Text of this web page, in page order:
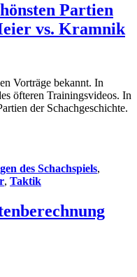
Partien
vs. Kramnik
Vorträge bekannt. In
öfteren Trainingsvideos. In
der Schachgeschichte.
des Schachspiels,
, Taktik